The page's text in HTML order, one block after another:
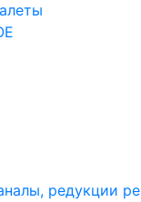
редукции